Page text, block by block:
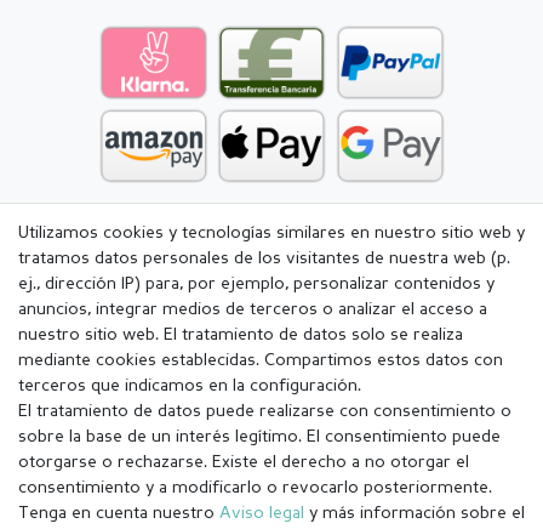
Aviso legal Política de Privacidad
Utilizamos cookies y tecnologías similares en nuestro sitio web y
tratamos datos personales de los visitantes de nuestra web (p.
ej., dirección IP) para, por ejemplo, personalizar contenidos y
anuncios, integrar medios de terceros o analizar el acceso a
nuestro sitio web. El tratamiento de datos solo se realiza
mediante cookies establecidas. Compartimos estos datos con
terceros que indicamos en la configuración.
El tratamiento de datos puede realizarse con consentimiento o
sobre la base de un interés legítimo. El consentimiento puede
otorgarse o rechazarse. Existe el derecho a no otorgar el
consentimiento y a modificarlo o revocarlo posteriormente.
Tenga en cuenta nuestro Aviso legal y más información sobre el